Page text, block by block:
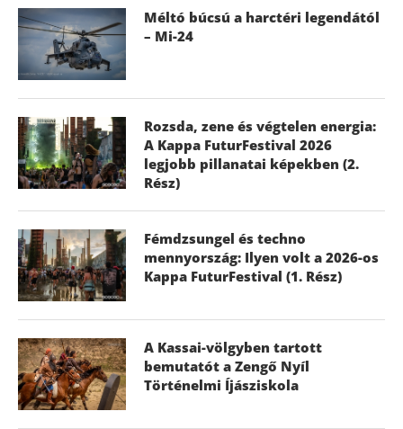
Méltó búcsú a harctéri legendától
– Mi-24
Rozsda, zene és végtelen energia:
A Kappa FuturFestival 2026
legjobb pillanatai képekben (2.
Rész)
Fémdzsungel és techno
mennyország: Ilyen volt a 2026-os
Kappa FuturFestival (1. Rész)
A Kassai-völgyben tartott
bemutatót a Zengő Nyíl
Történelmi Íjásziskola